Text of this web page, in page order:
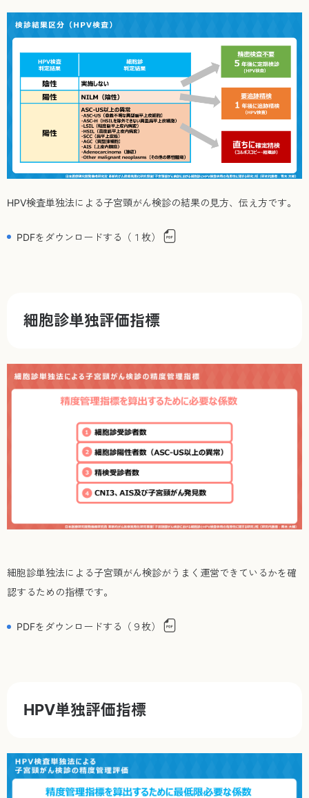
HPV検査単独法による子宮頸がん検診の結果の見方、伝え方です。
PDFをダウンロードする（１枚）
細胞診単独評価指標
細胞診単独法による子宮頸がん検診がうまく運営できているかを確
認するための指標です。
PDFをダウンロードする（９枚）
HPV単独評価指標